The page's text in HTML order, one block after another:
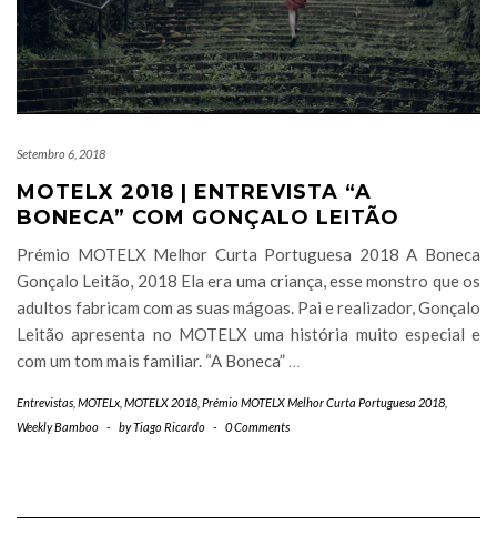
Setembro 6, 2018
MOTELX 2018 | ENTREVISTA “A
BONECA” COM GONÇALO LEITÃO
Prémio MOTELX Melhor Curta Portuguesa 2018 A Boneca
Gonçalo Leitão, 2018 Ela era uma criança, esse monstro que os
adultos fabricam com as suas mágoas. Pai e realizador, Gonçalo
Leitão apresenta no MOTELX uma história muito especial e
com um tom mais familiar. “A Boneca” …
Entrevistas MOTELx MOTELX 2018 Prémio MOTELX Melhor Curta Portuguesa 2018
Weekly Bamboo - byTiago Ricardo - 0 Comments